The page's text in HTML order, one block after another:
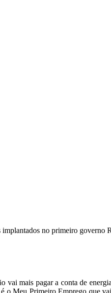
no primeiro
vai mais pagar a conta de
o Meu Primeiro Emprego que